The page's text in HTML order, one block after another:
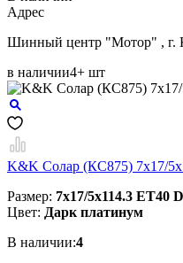
Aдрес
Шинный центр "Мотор" , г.
в наличии4+ шт
K&K Солар (КС875) 7x17/
Размер: 7x17/5x114.3 ET40
Цвет: Дарк платинум
В наличии:4